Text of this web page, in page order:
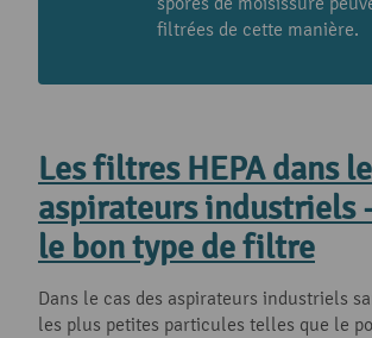
filtrées de cette manière.
Les filtres HEPA dans
aspirateurs industriels
le bon type de filtre
Dans le cas des aspirateurs industriels
les plus petites particules telles que le